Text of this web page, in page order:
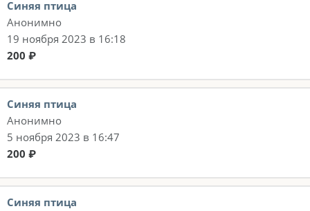
Синяя птица
Анонимно
19 ноября 2023 в 16:18
200 ₽
Синяя птица
Анонимно
5 ноября 2023 в 16:47
200 ₽
Синяя птица